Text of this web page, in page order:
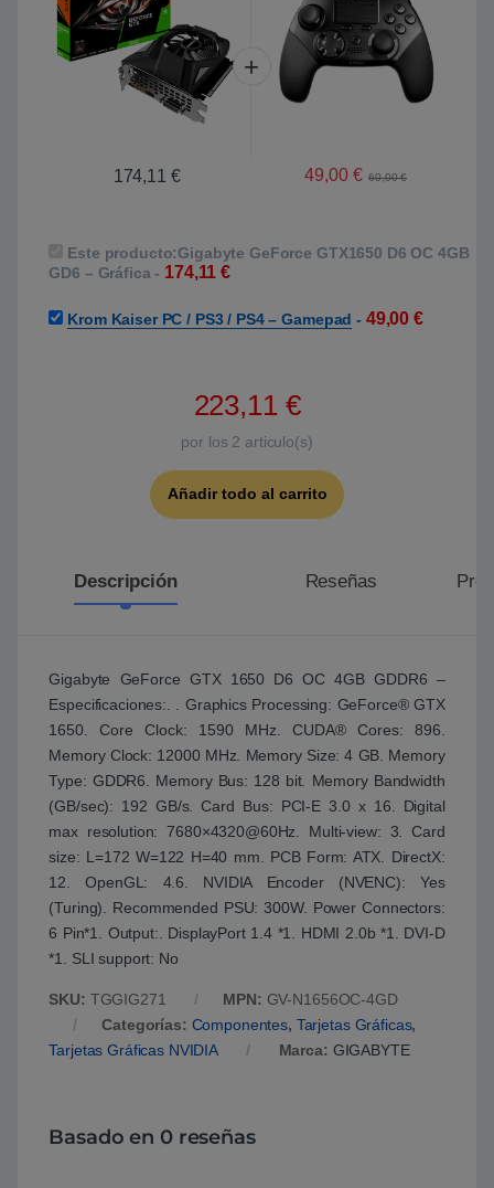
174,11 € 49,00 € 60,00€
Este producto:Gigabyte GeForce GTX1650 D6 OC 4GB
GD6 – Gráfica - 174,11€
Krom Kaiser PC / PS3 / PS4 – Gamepad - 49,00 €
223,11 €
por los 2 articulo(s)
Añadir todo al carrito
Descripción Reseñas
Gigabyte GeForce GTX 1650 D6 OC 4GB GDDR6 –
Especificaciones:. . Graphics Processing: GeForce® GTX
1650. Core Clock: 1590 MHz. CUDA® Cores: 896.
Memory Clock: 12000 MHz. Memory Size: 4 GB. Memory
Type: GDDR6. Memory Bus: 128 bit. Memory Bandwidth
(GB/sec): 192 GB/s. Card Bus: PCI-E 3.0 x 16. Digital
max resolution: 7680×4320@60Hz. Multi-view: 3. Card
size: L=172 W=122 H=40 mm. PCB Form: ATX. DirectX:
12. OpenGL: 4.6. NVIDIA Encoder (NVENC): Yes
(Turing). Recommended PSU: 300W. Power Connectors:
6 Pin*1. Output:. DisplayPort 1.4 *1. HDMI 2.0b *1. DVI-D
*1. SLI support: No
SKU: TGGIG271 MPN: GV-N1656OC-4GD
Categorías: Componentes, Tarjetas Gráficas,
Tarjetas Gráficas NVIDIA
Marca: GIGABYTE
Basado en 0 reseñas